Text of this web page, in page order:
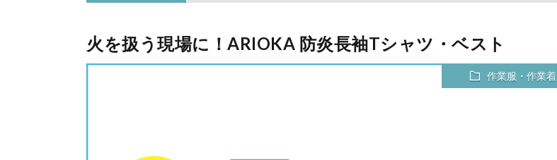
火を扱う現場に！ARIOKA 防炎長袖Tシャツ・ベスト
作業服・作業着